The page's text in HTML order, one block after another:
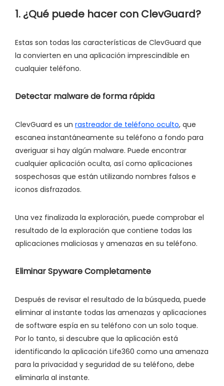
1. ¿Qué puede hacer con ClevGuard?
Estas son todas las características de ClevGuard que
la convierten en una aplicación imprescindible en
cualquier teléfono.
Detectar malware de forma rápida
ClevGuard es un rastreador de teléfono oculto, que
escanea instantáneamente su teléfono a fondo para
averiguar si hay algún malware. Puede encontrar
cualquier aplicación oculta, así como aplicaciones
sospechosas que están utilizando nombres falsos e
iconos disfrazados.
Una vez finalizada la exploración, puede comprobar el
resultado de la exploración que contiene todas las
aplicaciones maliciosas y amenazas en su teléfono.
Eliminar Spyware Completamente
Después de revisar el resultado de la búsqueda, puede
eliminar al instante todas las amenazas y aplicaciones
de software espía en su teléfono con un solo toque.
Por lo tanto, si descubre que la aplicación está
identificando la aplicación Life360 como una amenaza
para la privacidad y seguridad de su teléfono, debe
eliminarla al instante.